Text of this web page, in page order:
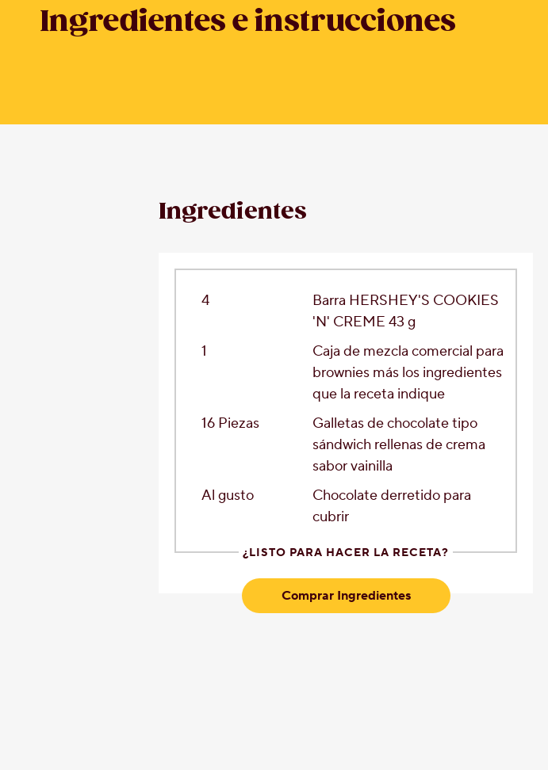
Ingredientes e instrucciones
Ingredientes
4
Barra HERSHEY'S COOKIES
'N' CREME 43 g
1
Caja de mezcla comercial para
brownies más los ingredientes
que la receta indique
16 Piezas
Galletas de chocolate tipo
sándwich rellenas de crema
sabor vainilla
Al gusto
Chocolate derretido para
cubrir
¿LISTO PARA HACER LA RECETA?
Comprar Ingredientes